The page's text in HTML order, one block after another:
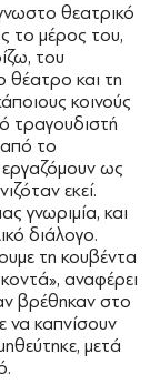
θεατρικό
το μέρος του,
του
θέατρο και τη
κοινούς
τραγουδιστή
το
ως
εκεί.
γνωριμία, και
διάλογο.
τη κουβέντα
αναφέρει
βρέθηκαν στο
να καπνίσουν
μετά